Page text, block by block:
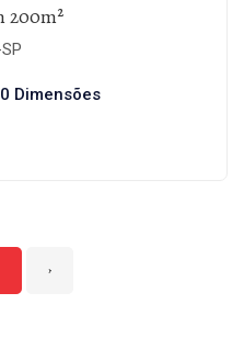
200m²
Dimensões
›